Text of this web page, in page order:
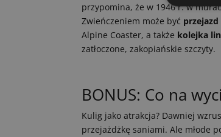
przypomina, że w 1946 r. w
Zwieńczeniem może być
Alpine Coaster, a także kolejka
zatłoczone, zakopiańskie szczyty.
BONUS: Co na
Kulig jako atrakcja? Dawniej
przejażdżkę saniami. Ale młode